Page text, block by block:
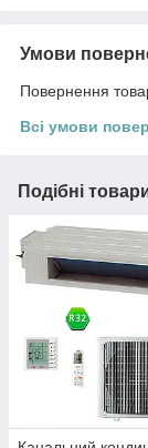
Умови
Повернення
Всі умови
Подібні